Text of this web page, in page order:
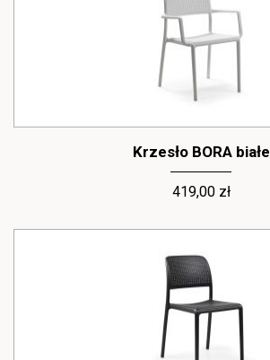
Krzesło BORA białe
419,00 zł